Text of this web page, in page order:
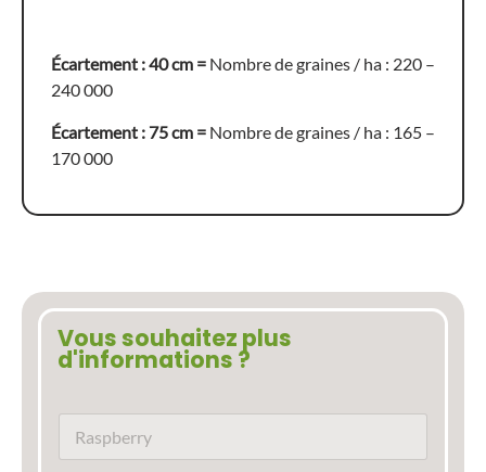
Écartement : 40 cm = Nombre de graines / ha : 220 –
240 000
Écartement : 75 cm = Nombre de graines / ha : 165 –
170 000
Vous souhaitez plus
d'informations ?
m